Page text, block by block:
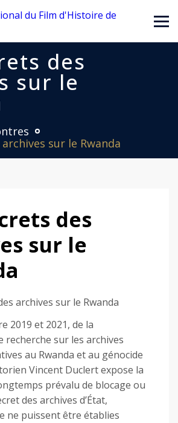
des
sur le
sur le Rwanda
des
sur le
2019 et 2021, de la
recherche sur les archives
au Rwanda et au génocide
Vincent Duclert expose la
prévalu de blocage ou
des archives d’État,
ne puissent être établies